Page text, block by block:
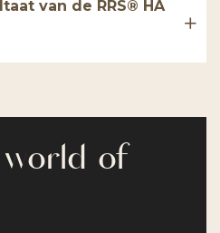
van de RRS® HA
of